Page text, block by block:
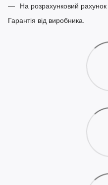
На розрахунковий
Гарантія від виробника.